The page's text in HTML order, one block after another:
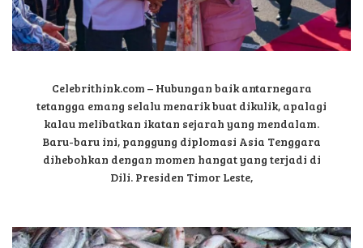
Celebrithink.com – Hubungan baik antarnegara
tetangga emang selalu menarik buat dikulik, apalagi
kalau melibatkan ikatan sejarah yang mendalam.
Baru-baru ini, panggung diplomasi Asia Tenggara
dihebohkan dengan momen hangat yang terjadi di
Dili. Presiden Timor Leste,